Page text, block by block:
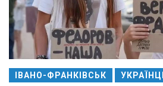
ІВАНО-ФРАНКІВСЬК УКРАЇНЦІ